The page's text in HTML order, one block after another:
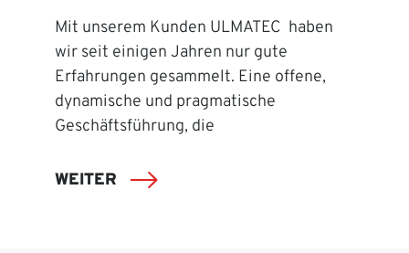
Mit unserem Kunden ULMATEC haben
wir seit einigen Jahren nur gute
Erfahrungen gesammelt. Eine offene,
dynamische und pragmatische
Geschäftsführung, die
WEITER